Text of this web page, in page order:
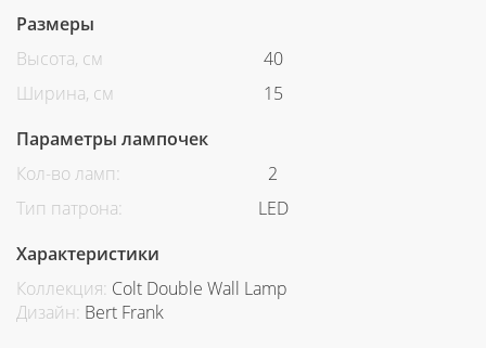
Размеры
Высота, см
40
Ширина, см
15
Параметры лампочек
Кол-во ламп:
2
Тип патрона:
LED
Характеристики
Коллекция: Colt Double Wall Lamp
Дизайн: Bert Frank